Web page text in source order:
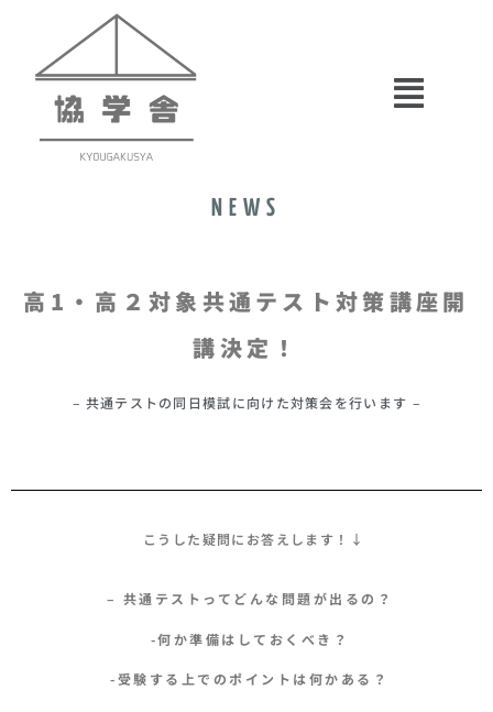
NEWS
高1・高２対象共通テスト対策講座開
講決定！
– 共通テストの同日模試に向けた対策会を行います –
こうした疑問にお答えします！↓
– 共通テストってどんな問題が出るの？
-何か準備はしておくべき？
-受験する上でのポイントは何かある？